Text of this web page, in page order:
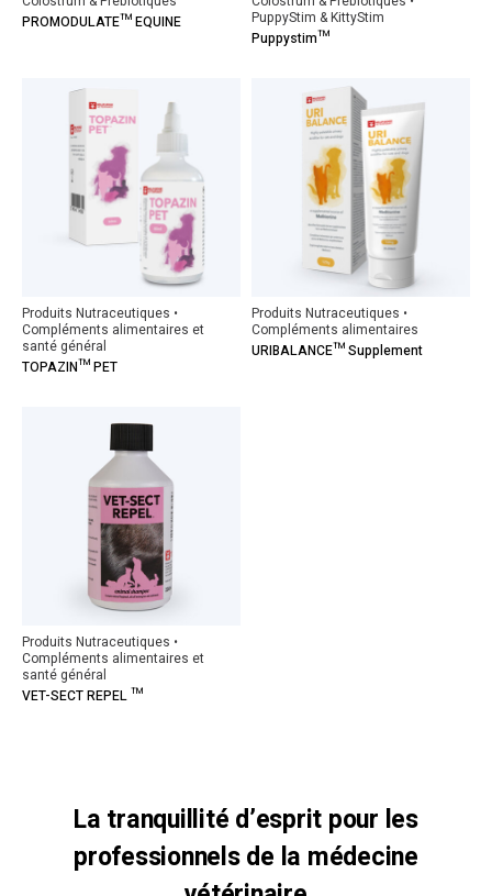
PROMODULATE™ EQUINE
PuppyStim & KittyStim
Puppystim™
Produits Nutraceutiques •
Compléments alimentaires et
santé général
TOPAZIN™ PET
Produits Nutraceutiques •
Compléments alimentaires
URIBALANCE™ Supplement
Produits Nutraceutiques •
Compléments alimentaires et
santé général
VET-SECT REPEL ™
La tranquillité d’esprit pour les
professionnels de la médecine